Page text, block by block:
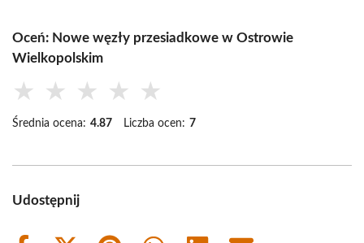
Oceń: Nowe węzły przesiadkowe w Ostrowie
Wielkopolskim
★ ★ ★ ★ ★
Średnia ocena: 4.87 Liczba ocen: 7
Udostępnij